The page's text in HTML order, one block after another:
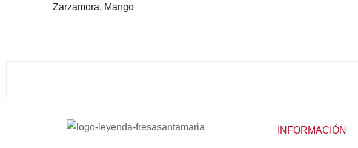
Zarzamora, Mango
INFORMACIÓN